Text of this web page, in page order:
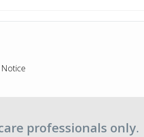
Notice
professionals only.